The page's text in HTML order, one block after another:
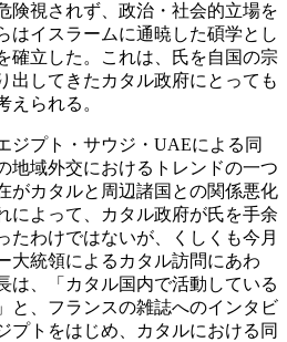
険視されず、政治・社会的立場を
はイスラームに通暁した碩学とし
確立した。これは、氏を自国の宗
出してきたカタル政府にとっても
えられる。
ジプト・サウジ・UAEによる同
地域外交におけるトレンドの一つ
がカタルと周辺諸国との関係悪化
によって、カタル政府が氏を手余
たわけではないが、くしくも今月
大統領によるカタル訪問にあわ
は、「カタル国内で活動している
と、フランスの雑誌へのインタビ
プトをはじめ、カタルにおける同